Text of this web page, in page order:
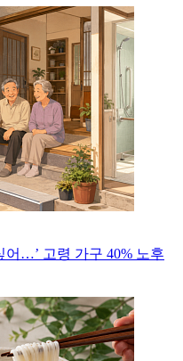
어…’ 고령 가구 40% 노후